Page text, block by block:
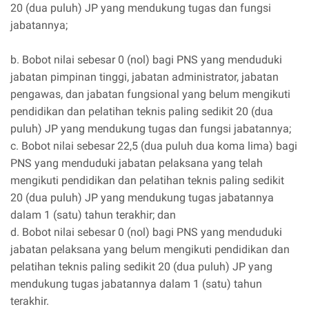
20 (dua puluh) JP yang mendukung tugas dan fungsi
jabatannya;
b. Bobot nilai sebesar 0 (nol) bagi PNS yang menduduki
jabatan pimpinan tinggi, jabatan administrator, jabatan
pengawas, dan jabatan fungsional yang belum mengikuti
pendidikan dan pelatihan teknis paling sedikit 20 (dua
puluh) JP yang mendukung tugas dan fungsi jabatannya;
c. Bobot nilai sebesar 22,5 (dua puluh dua koma lima) bagi
PNS yang menduduki jabatan pelaksana yang telah
mengikuti pendidikan dan pelatihan teknis paling sedikit
20 (dua puluh) JP yang mendukung tugas jabatannya
dalam 1 (satu) tahun terakhir; dan
d. Bobot nilai sebesar 0 (nol) bagi PNS yang menduduki
jabatan pelaksana yang belum mengikuti pendidikan dan
pelatihan teknis paling sedikit 20 (dua puluh) JP yang
mendukung tugas jabatannya dalam 1 (satu) tahun
terakhir.